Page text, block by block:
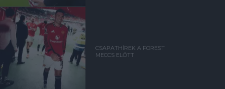
CSAPATHÍREK A FOREST
MECCS ELŐTT